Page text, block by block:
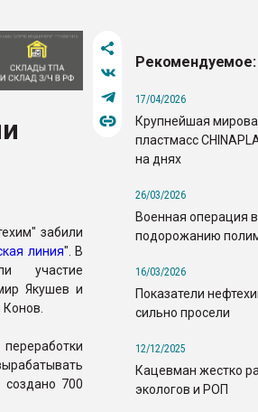
забили
линия". В
участие
Якушев и
700
Рекомендуемое:
17/04/2026
Крупнейшая
пластмасс
на днях
26/03/2026
Военная операция
подорожанию
16/03/2026
Показатели
сильно просели
12/12/2025
Кацевман жестко
экологов и РОП